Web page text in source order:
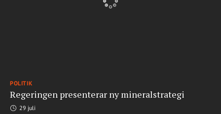
POLITIK
Regeringen presenterar ny mineralstrategi
29 juli